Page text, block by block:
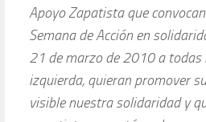
Apoyo Zapatista que
Semana de Acción en
21 de marzo de 2010 a todas
izquierda, quieran promover
visible nuestra solidaridad y